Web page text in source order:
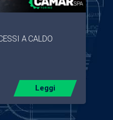
A CALDO
Leggi